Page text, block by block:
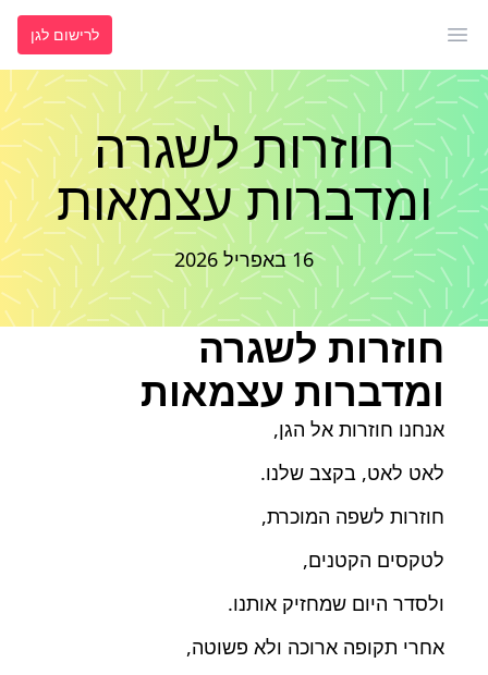
לרישום לגן פתח תפריט ראשי
חוזרות לשגרה
ומדברות עצמאות
16 באפריל 2026
חוזרות לשגרה
ומדברות עצמאות
אנחנו חוזרות אל הגן,
לאט לאט, בקצב שלנו.
חוזרות לשפה המוכרת,
לטקסים הקטנים,
ולסדר היום שמחזיק אותנו.
אחרי תקופה ארוכה ולא פשוטה,